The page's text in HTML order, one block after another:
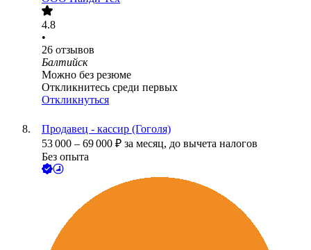
4.8
•
26 отзывов
Балтийск
Можно без резюме
Откликнитесь среди первых
Откликнуться
Продавец - кассир (Гоголя)
53 000 – 69 000 ₽ за месяц, до вычета налогов
Без опыта